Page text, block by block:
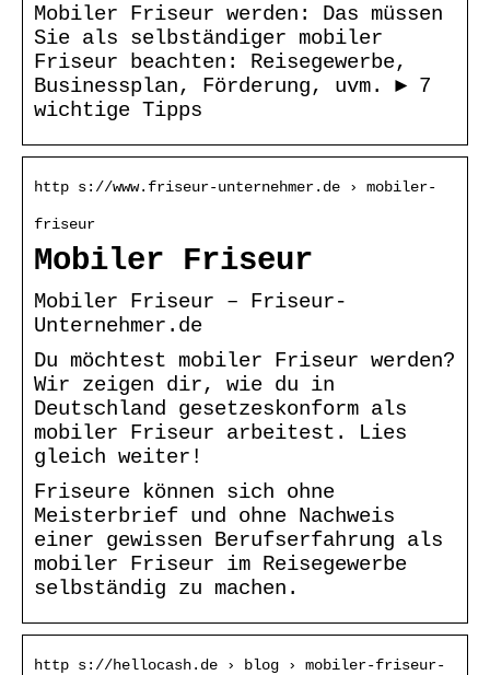
Mobiler Friseur werden: Das müssen
Sie als selbständiger mobiler
Friseur beachten: Reisegewerbe,
Businessplan, Förderung, uvm. ► 7
wichtige Tipps
http s://www.friseur-unternehmer.de › mobiler-
friseur
Mobiler Friseur
Mobiler Friseur – Friseur-
Unternehmer.de
Du möchtest mobiler Friseur werden?
Wir zeigen dir, wie du in
Deutschland gesetzeskonform als
mobiler Friseur arbeitest. Lies
gleich weiter!
Friseure können sich ohne
Meisterbrief und ohne Nachweis
einer gewissen Berufserfahrung als
mobiler Friseur im Reisegewerbe
selbständig zu machen.
http s://hellocash.de › blog › mobiler-friseur-